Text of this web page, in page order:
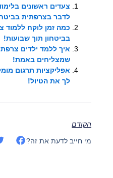
צעדים ראשונים
לדבר בצרפתית
כמה זמן לוקח
בביטחון תוך שבועות!
איך ללמד ילדים
שמצליחים באמת!
אפליקציות תרגום
לך את הטיול!
הקודם
מי חייב לדעת את זה?